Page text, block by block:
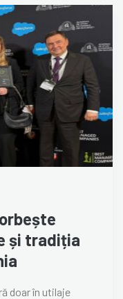
și tradiția
doar în utilaje